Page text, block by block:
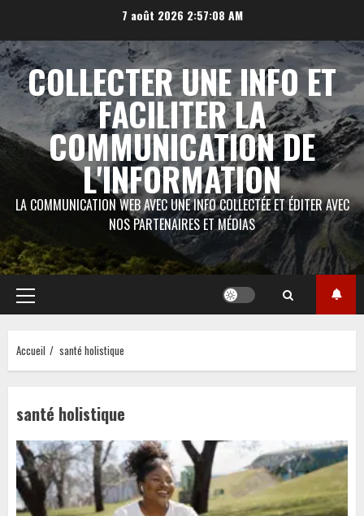
contenu
7 août 2026 2:57:09 AM
COLLECTER UNE INFO ET
FACILITER LA
COMMUNICATION DE
L'INFORMATION
LA COMMUNICATION WEB AVEC UNE INFO COLLECTÉE ET ÉDITER AVEC
NOS PARTENAIRES ET MÉDIAS
Menu
principal
Accueil santé holistique
santé holistique